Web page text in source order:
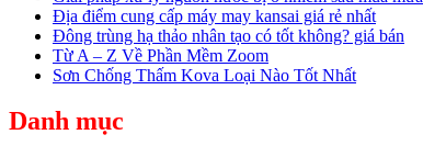
Địa điểm cung cấp máy may kansai giá rẻ nhất
Đông trùng hạ thảo nhân tạo có tốt không? giá bán
Từ A – Z Về Phần Mềm Zoom
Sơn Chống Thấm Kova Loại Nào Tốt Nhất
Danh mục